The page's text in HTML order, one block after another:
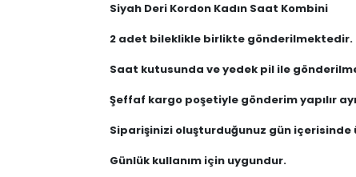
Siyah Deri Kordon Kadın Saat Kombini
2 adet bileklikle birlikte gönderilmektedir.
Saat kutusunda ve yedek pil ile
Şeffaf kargo poşetiyle gönderim yapılır
Siparişinizi oluşturduğunuz gün
Günlük kullanım için uygundur.